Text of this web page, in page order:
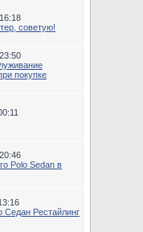
советую!
покупке
Polo Sedan в
Седан Рестайлинг